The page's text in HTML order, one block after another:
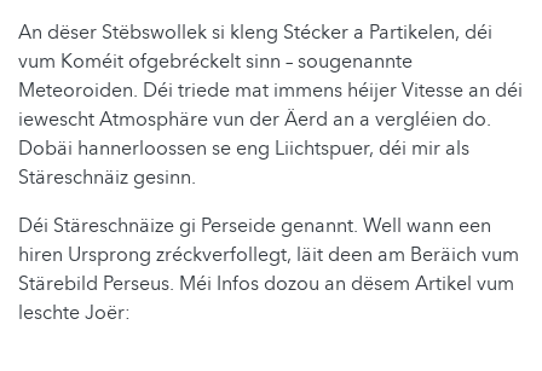
An dëser Stëbswollek si kleng Stécker a Partikelen, déi
vum Koméit ofgebréckelt sinn – sougenannte
Meteoroiden. Déi triede mat immens héijer Vitesse an déi
iewescht Atmosphäre vun der Äerd an a vergléien do.
Dobäi hannerloossen se eng Liichtspuer, déi mir als
Stäreschnäiz gesinn.
Déi Stäreschnäize gi Perseide genannt. Well wann een
hiren Ursprong zréckverfollegt, läit deen am Beräich vum
Stärebild Perseus. Méi Infos dozou an dësem Artikel vum
leschte Joër: